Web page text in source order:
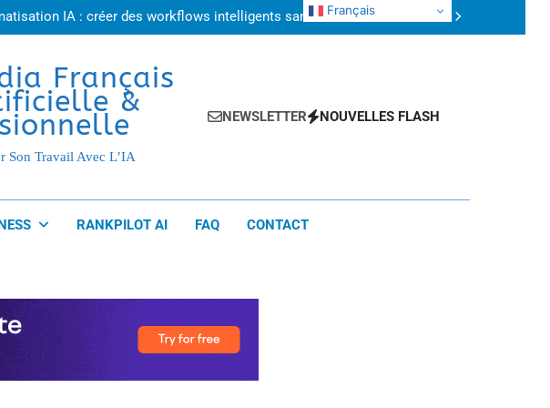
IA : créer des workflows intelligents sans intervention
humaine
en entreprise : 10 applications concrètes pour gagner du temps
Agent IA ou chatbot : quelles différences et lequel choisir ?
IA : créer des workflows intelligents sans intervention
en entreprise : 10 applications concrètes pour gagner du temps
IA sans coder : guide pratique pour automatiser ses tâches
Français
&
Son Travail Avec L’IA
NEWSLETTER NOUVELLES FLASH
RANKPILOT AI FAQ CONTACT
Français